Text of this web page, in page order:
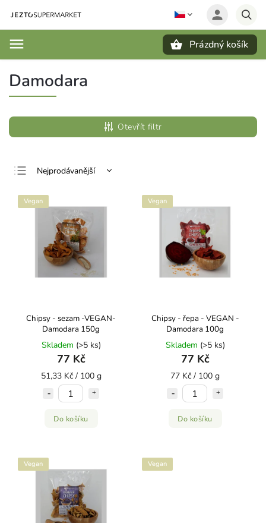
Prázdný košík
Damodara
Otevřít filtr
Nejprodávanější
Nejdražší
Abecedně
Vegan
Chipsy - sezam -VEGAN-
Damodara 150g
Skladem (>5 ks)
77 Kč
51,33 Kč / 100 g
Do košíku
Vegan
Chipsy - řepa - VEGAN -
Damodara 100g
Skladem (>5 ks)
77 Kč
77 Kč / 100 g
Do košíku
Vegan Vegan